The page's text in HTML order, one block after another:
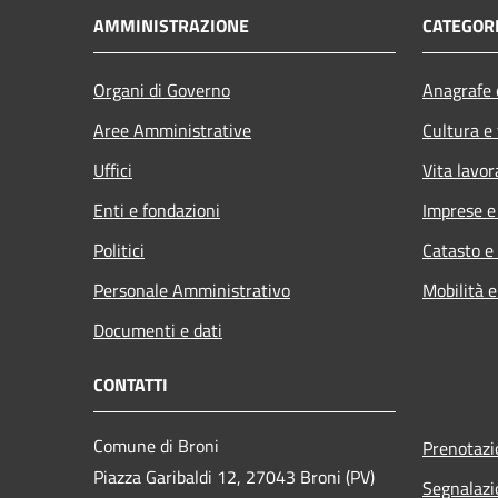
AMMINISTRAZIONE
Organi di Governo
Aree Amministrative
Uffici
Enti e fondazioni
Politici
Personale Amministrativo
Documenti e dati
Cultura
Vita
Imprese
Catasto
Mobilità
CONTATTI
Comune di Broni
Piazza Garibaldi 12, 27043 Broni (PV)